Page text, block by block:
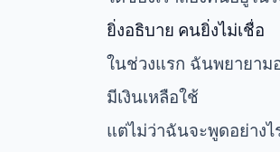
ยิ่งอธิบาย คนยิ่งไม่เชื่อ
ในช่วงแรก ฉันพยายาม
มีเงินเหลือใช้
แต่ไม่ว่าฉันจะพูดอย่างไ